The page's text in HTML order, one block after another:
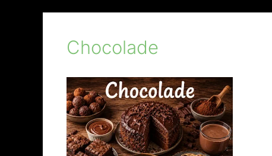
Chocolade